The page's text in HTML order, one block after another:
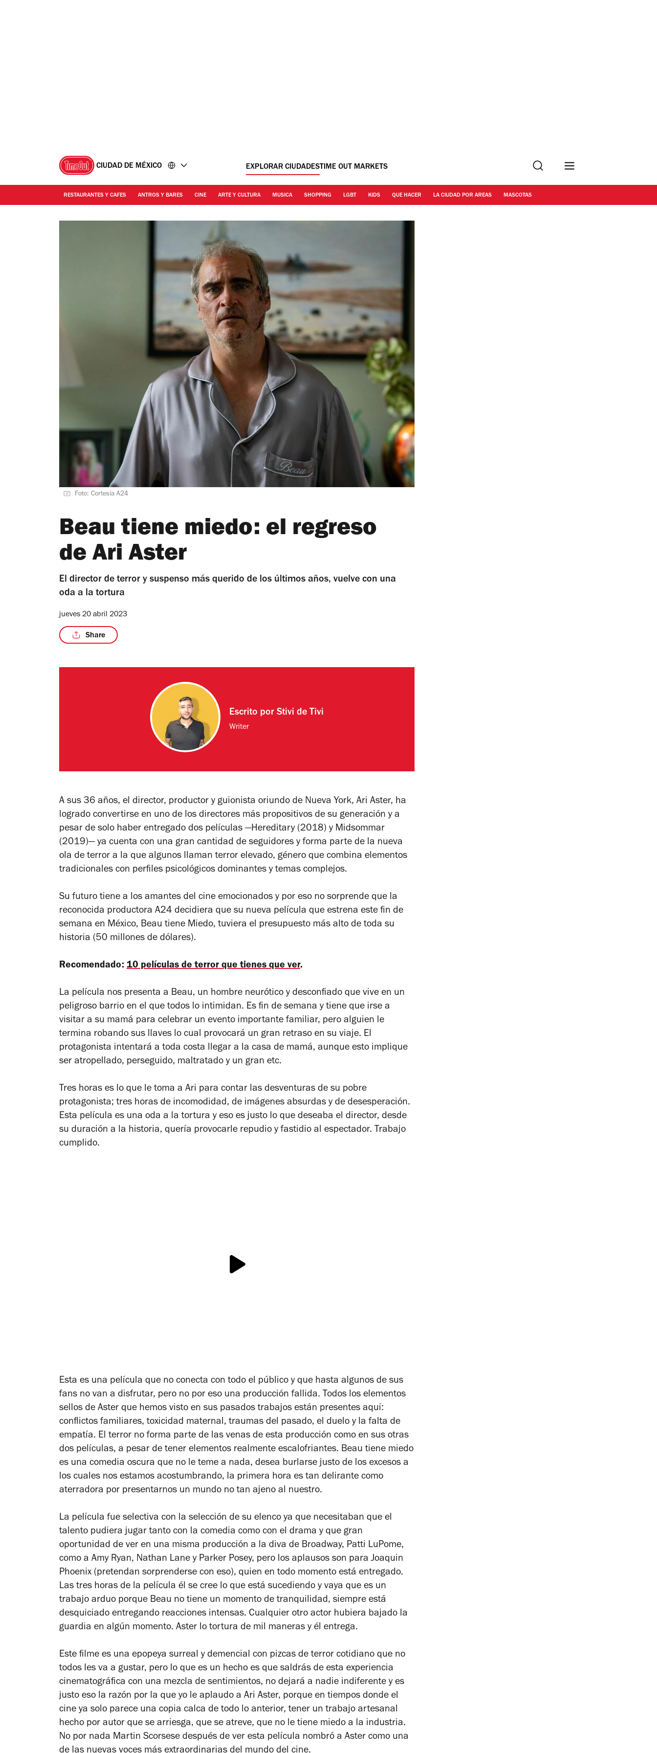
CIUDAD DE MÉXICO EXPLORAR CIUDADESTIME OUT MARKETS Buscar
RESTAURANTES Y CAFES ANTROS Y BARES CINE ARTE Y CULTURA MUSICA SHOPPING LGBT KIDS QUE HACER LA CIUDAD POR AREAS MASCOTAS
Foto: Cortesía A24
Beau tiene miedo: el regreso
de Ari Aster
El director de terror y suspenso más querido de los últimos años, vuelve con una
oda a la tortura
jueves 20 abril 2023
Share
Escrito por Stivi de Tivi
Writer
A sus 36 años, el director, productor y guionista oriundo de Nueva York, Ari Aster, ha
logrado convertirse en uno de los directores más propositivos de su generación y a
pesar de solo haber entregado dos películas —Hereditary(2018) y Midsommar
(2019)— ya cuenta con una gran cantidad de seguidores y forma parte de la nueva
ola de terror a la que algunos llaman terror elevado, género que combina elementos
tradicionales con perfiles psicológicos dominantes y temas complejos.
Su futuro tiene a los amantes del cine emocionados y por eso no sorprende que la
reconocida productora A24 decidiera que su nueva película que estrena este fin de
semana en México, Beau tiene Miedo, tuviera el presupuesto más alto de toda su
historia (50 millones de dólares).
Recomendado: 10 películas de terror que tienes que ver.
La película nos presenta a Beau, un hombre neurótico y desconfiado que vive en un
peligroso barrio en el que todos lo intimidan. Es fin de semana y tiene que irse a
visitar a su mamá para celebrar un evento importante familiar, pero alguien le
termina robando sus llaves lo cual provocará un gran retraso en su viaje. El
protagonista intentará a toda costa llegar a la casa de mamá, aunque esto implique
ser atropellado, perseguido, maltratado y un gran etc.
Tres horas es lo que le toma a Ari para contar las desventuras de su pobre
protagonista; tres horas de incomodidad, de imágenes absurdas y de desesperación.
Esta película es una oda a la tortura y eso es justo lo que deseaba el director, desde
su duración a la historia, quería provocarle repudio y fastidio al espectador. Trabajo
cumplido.
Esta es una película que no conecta con todo el público y que hasta algunos de sus
fans no van a disfrutar, pero no por eso una producción fallida. Todos los elementos
sellos de Aster que hemos visto en sus pasados trabajos están presentes aquí:
conflictos familiares, toxicidad maternal, traumas del pasado, el duelo y la falta de
empatía. El terror no forma parte de las venas de esta producción como en sus otras
dos películas, a pesar de tener elementos realmente escalofriantes. Beau tiene miedo
es una comedia oscura que no le teme a nada, desea burlarse justo de los excesos a
los cuales nos estamos acostumbrando, la primera hora es tan delirante como
aterradora por presentarnos un mundo no tan ajeno al nuestro.
La película fue selectiva con la selección de su elenco ya que necesitaban que el
talento pudiera jugar tanto con la comedia como con el drama y que gran
oportunidad de ver en una misma producción a la diva de Broadway, Patti LuPome,
como a Amy Ryan, Nathan Lane y Parker Posey, pero los aplausos son para Joaquin
Phoenix (pretendan sorprenderse con eso), quien en todo momento está entregado.
Las tres horas de la película él se cree lo que está sucediendo y vaya que es un
trabajo arduo porque Beau no tiene un momento de tranquilidad, siempre está
desquiciado entregando reacciones intensas. Cualquier otro actor hubiera bajado la
guardia en algún momento. Aster lo tortura de mil maneras y él entrega.
Este filme es una epopeya surreal y demencial con pizcas de terror cotidiano que no
todos les va a gustar, pero lo que es un hecho es que saldrás de esta experiencia
cinematográfica con una mezcla de sentimientos, no dejará a nadie indiferente y es
justo eso la razón por la que yo le aplaudo a Ari Aster, porque en tiempos donde el
cine ya solo parece una copia calca de todo lo anterior, tener un trabajo artesanal
hecho por autor que se arriesga, que se atreve, que no le tiene miedo a la industria.
No por nada Martin Scorsese después de ver esta película nombró a Aster como una
de las nuevas voces más extraordinarias del mundo del cine.